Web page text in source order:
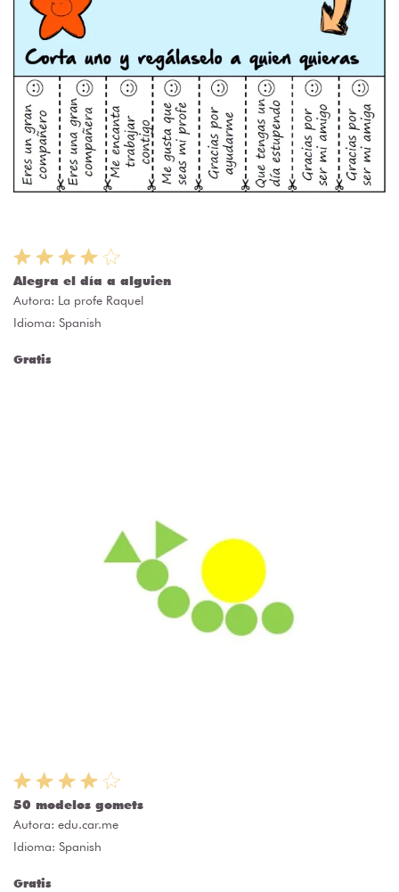
Alegra el día a alguien
Autora: La profe Raquel
Idioma: Spanish
Gratis
50 modelos gomets
Autora: edu.car.me
Idioma: Spanish
Gratis